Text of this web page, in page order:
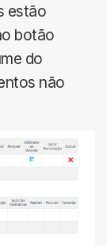
estão
botão
do
não